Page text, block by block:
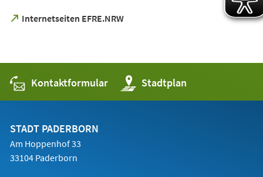
Internetseiten EFRE.NRW
(Öffnet
Tab)
Kontaktformular Stadtplan
(Öffnet
in
einem
STADT PADERBORN
Am Hoppenhof 33
33104 Paderborn